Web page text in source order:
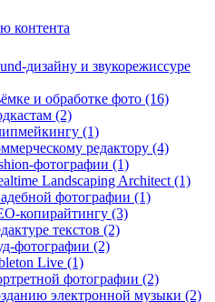
контента
дизайну и звукорежиссуре
и обработке фото (16)
(2)
(1)
редактору (4)
фотографии (1)
Landscaping Architect (1)
фотографии (1)
копирайтингу (3)
текстов (2)
фотографии (2)
Live (1)
фотографии (2)
электронной музыки (2)